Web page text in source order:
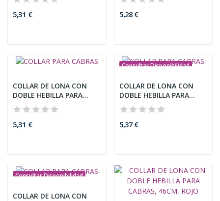
5,31 € 5,28 €
COLLAR DE LONA CON
DOBLE HEBILLA PARA
CABRAS,...
5,31 €
Consultar Disponibilidad
COLLAR DE LONA CON
DOBLE HEBILLA PARA
CABRAS,...
5,37 €
Consultar Disponibilidad
COLLAR DE LONA CON